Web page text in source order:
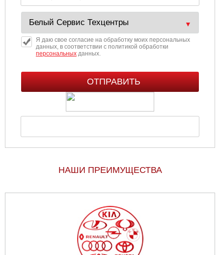
Я даю свое согласие на обработку моих персональных
данных, в соответствии с политикой обработки
персональныхданных.
НАШИ ПРЕИМУЩЕСТВА